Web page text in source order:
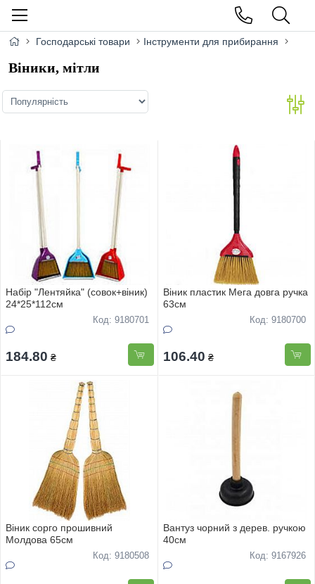
Господарські товари Інструменти для прибирання
Віники, мітли
Набiр "Лентяйка" (совок+вiник)
24*25*112см
Код: 9180701
184.80 ₴
Віник пластик Мега довга ручка
63см
Код: 9180700
106.40 ₴
Віник сорго прошивний
Молдова 65см
Код: 9180508
Вантуз чорний з дерев. ручкою
40см
Код: 9167926